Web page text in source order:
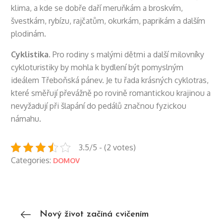
klima, a kde se dobře daří meruňkám a broskvím,
švestkám, rybízu, rajčatům, okurkám, paprikám a dalším
plodinám.
Cyklistika.Pro rodiny s malými dětmi a další milovníky
cykloturistiky by mohla k bydlení být pomyslným
ideálem Třeboňská pánev. Je tu řada krásných cyklotras,
které směřují převážně po rovině romantickou krajinou a
nevyžadují při šlapání do pedálů značnou fyzickou
námahu.
3.5/5 - (2 votes)
Categories: DOMOV
Navigace
Nový život začíná cvičením